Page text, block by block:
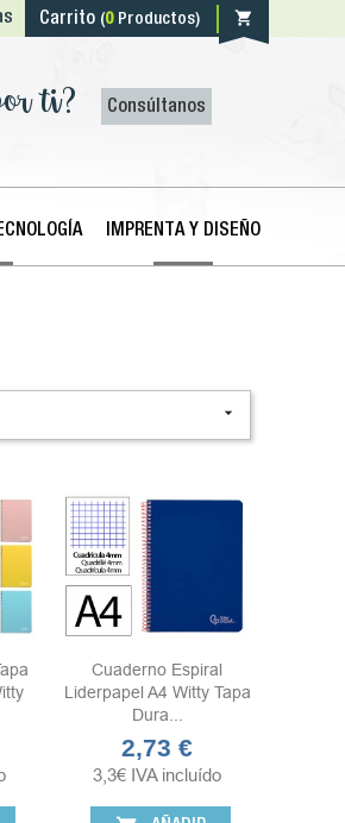
Carrito (0Productos) shopping_cart
ti? Consúltanos
IMPRENTA Y DISEÑO

Cuaderno Espiral
Liderpapel A4 Witty Tapa
Dura...
Precio
2,73 €
3,3€ IVA incluído